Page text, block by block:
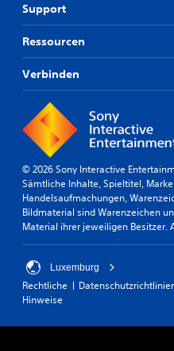
Support
Ressourcen
Verbinden
© 2026 Sony Interactive
Sämtliche Inhalte, Spieltitel,
Handelsaufmachungen,
Bildmaterial sind Warenzeichen
Material ihrer jeweiligen Besitzer.
Luxemburg
Rechtliche
Hinweise